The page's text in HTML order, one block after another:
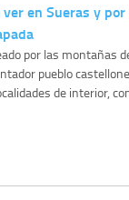
ver en Sueras y
por las montañas
pueblo
de interior,